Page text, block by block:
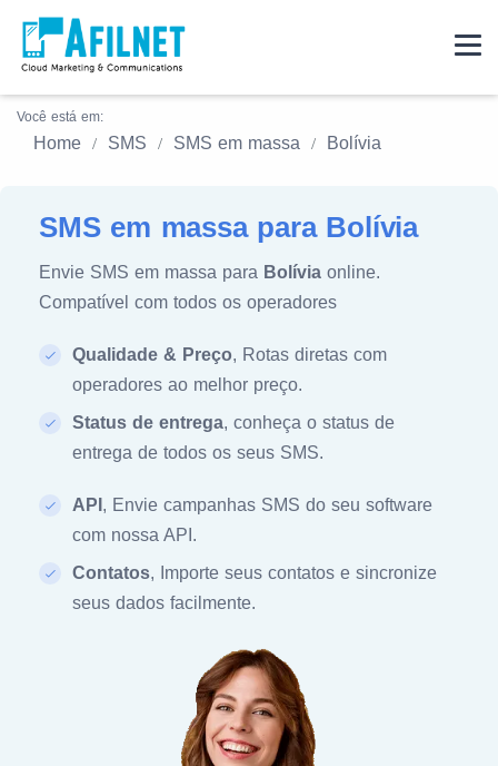
Você está em:
Home SMS SMS em massa Bolívia
SMS em massa para Bolívia
Envie SMS em massa para Bolívia online.
Compatível com todos os operadores
Qualidade & Preço, Rotas diretas com
operadores ao melhor preço.
Status de entrega, conheça o status de
entrega de todos os seus SMS.
API , Envie campanhas SMS do seu software
com nossa API.
Contatos, Importe seus contatos e sincronize
seus dados facilmente.